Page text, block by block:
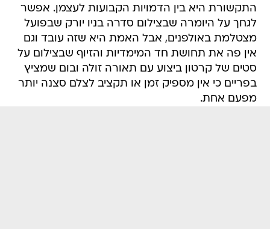
התקשורת היא בין הדמויות הקבועות לעצמן. אפשר
לגחך על היומרה שבצילום סדרה בניו יורק שבפועל
מצטלמת באולפנים, אבל האמת היא שזה עובד וגם
אין פה את תחושת חד המימדיות והזיוף שבצילום על
סטים של קרטון ביצוע עם תאורה זולה ובום שמציץ
בפריים כי אין מספיק זמן או תקציב לצלם סצנה יותר
מפעם אחת.